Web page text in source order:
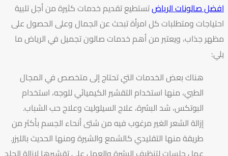
افضل صالونات الرياضتستطيع تقديم خدمات كثيرة من أجل تلبية
احتياجات ومتطلبات كل امرأة تبحث عن الجمال وعلى الحصول على
مظهر جذاب، ويعتبر من أهم خدمات صالون تجميل في الرياض ما
يلي:
هناك بعض الخدمات التي تحتاج إلى متخصص في المجال
الطبي، منها استخدام التقشير الكيميائي للوجه، استخدام
البوتكس، شد البشرة، علاج السيلوليت وعلاج حب الشباب.
إزالة الشعر الغير مرغوب فيه من شتى أنحاء الجسم بأكثر من
طريقة منها التقليدي كالشمع والشيرة ومنها الحديث بالليزر.